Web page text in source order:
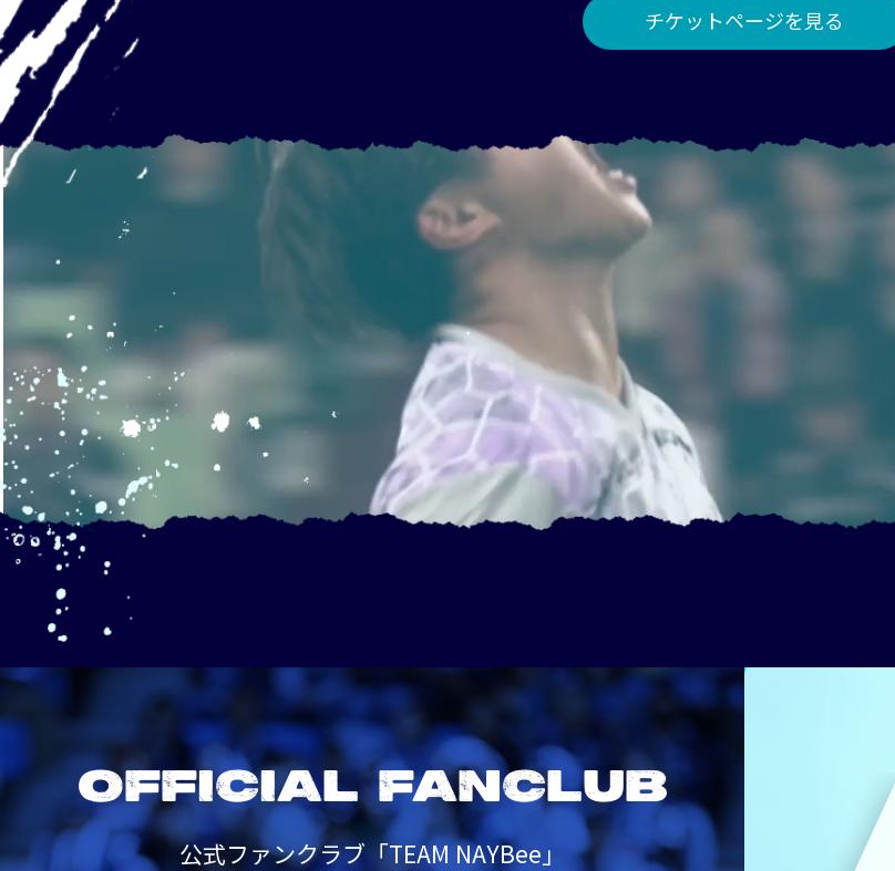
チケットページを見る
OFFICIAL FANCLUB
公式ファンクラブ「TEAM NAYBee」